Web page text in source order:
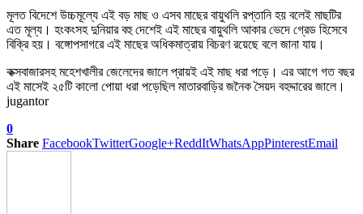
মূলত বিদেশে উচ্চমূল্যে এই বড় মাছ ও এসব মাছের বায়ুথলি রপ্তানি হয় বলেই মাছটির
এত মূল্য। হংকংসহ দুনিয়ার বহু দেশেই এই মাছের বায়ুথলি আকার ভেদে গ্রেড হিসেবে
বিক্রি হয়। বঙ্গোপসাগরে এই মাছের অধিকমাত্রায় বিচরণ রয়েছে বলে জানা যায়।
কক্সবাজারসহ মহেশখালীর জেলেদের জালে প্রায়ই এই মাছ ধরা পড়ে। এর আগে গত বছর
এই মাসেই ২৫টি কালো পোয়া ধরা পড়েছিল মাতারবাড়ির জনৈক সৈয়দ বহদ্দারের জালে।
jugantor
0
Share FacebookTwitterGoogle+ReddItWhatsAppPinterestEmail